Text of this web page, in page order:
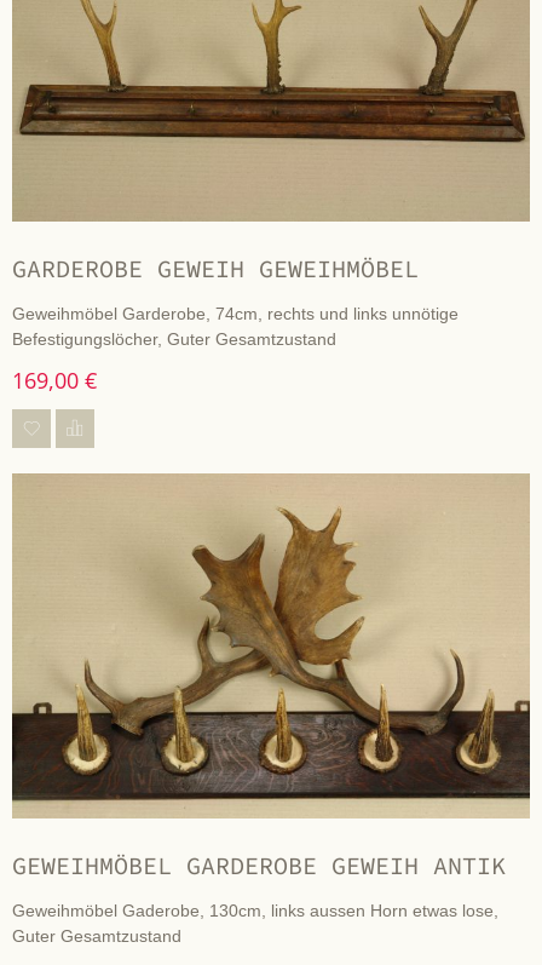
GARDEROBE GEWEIH GEWEIHMÖBEL
Geweihmöbel Garderobe, 74cm, rechts und links unnötige
Befestigungslöcher, Guter Gesamtzustand
169,00 €
GEWEIHMÖBEL GARDEROBE GEWEIH ANTIK
Geweihmöbel Gaderobe, 130cm, links aussen Horn etwas lose,
Guter Gesamtzustand